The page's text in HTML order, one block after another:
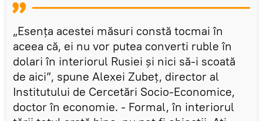
„Esența acestei măsuri constă tocmai în
aceea că, ei nu vor putea converti ruble în
dolari în interiorul Rusiei și nici să-i scoată
de aici”, spune Alexei Zubeț, director al
Institutului de Cercetări Socio-Economice,
doctor în economie. - Formal, în interiorul